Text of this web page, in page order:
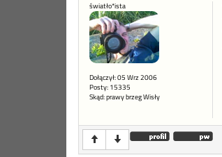
światło*ista
Dołączył: 05 Wrz 2006
Posty: 15335
Skąd: prawy brzeg Wisły